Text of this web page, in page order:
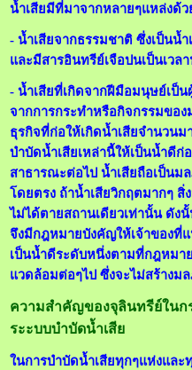
น้ำเสียมีที่มาจากหลายๆแหล่งด้
- น้ำเสียจากธรรมชาติ ซึ่งเป็นน้
และมีสารอินทรีย์เจือปนเป็นเวล
- น้ำเสียที่เกิดจากฝีมือมนุษย์เป็
จากการกระทำหรือกิจกรรมขอ
ธุรกิจที่ก่อให้เกิดน้ำเสียจำนวนม
บำบัดน้ำเสียเหล่านี้ให้เป็นน้ำดี
สาธารณะต่อไป น้ำเสียถือเป็น
โดยตรง ถ้าน้ำเสียวิกฤตมากๆ
ไม่ได้ตายสถานเดียวเท่านั้น ดัง
จึงมีกฎหมายบังคัญให้เจ้าของที่
เป็นน้ำดีระดับหนึ่งตามที่กฎหม
แวดล้อมต่อๆไป ซึ่งจะไม่สร้างม
ความสำคัญของจุลินทรีย์ในก
ระะบบบำบัดน้ำเสีย
ในการบำบัดน้ำเสียทุกๆแห่งแล